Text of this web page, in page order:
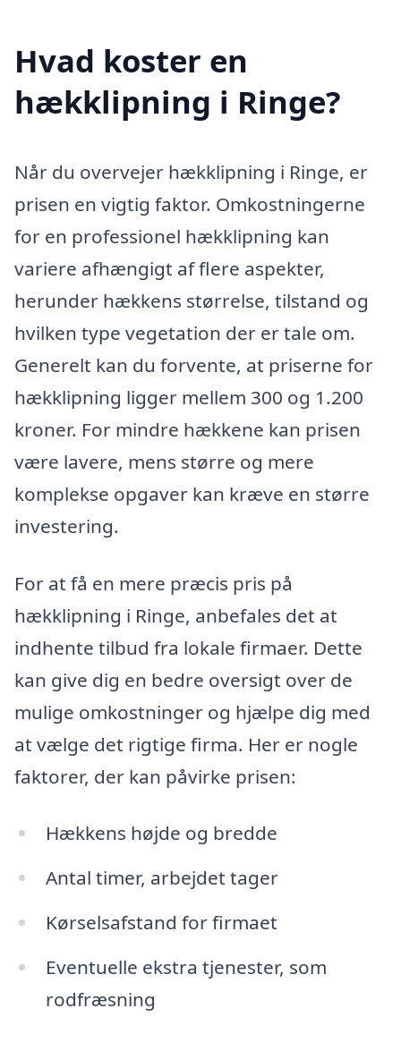
Hvad koster en
hækklipning i Ringe?
Når du overvejer hækklipning i Ringe, er
prisen en vigtig faktor. Omkostningerne
for en professionel hækklipning kan
variere afhængigt af flere aspekter,
herunder hækkens størrelse, tilstand og
hvilken type vegetation der er tale om.
Generelt kan du forvente, at priserne for
hækklipning ligger mellem 300 og 1.200
kroner. For mindre hækkene kan prisen
være lavere, mens større og mere
komplekse opgaver kan kræve en større
investering.
For at få en mere præcis pris på
hækklipning i Ringe, anbefales det at
indhente tilbud fra lokale firmaer. Dette
kan give dig en bedre oversigt over de
mulige omkostninger og hjælpe dig med
at vælge det rigtige firma. Her er nogle
faktorer, der kan påvirke prisen:
Hækkens højde og bredde
Antal timer, arbejdet tager
Kørselsafstand for firmaet
Eventuelle ekstra tjenester, som
rodfræsning